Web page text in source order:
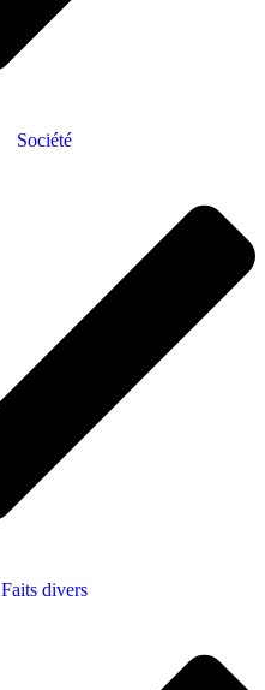
Société
Faits divers